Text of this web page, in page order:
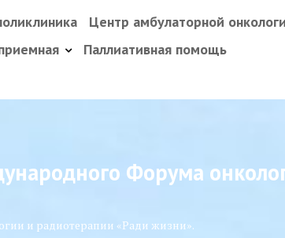
Центр амбулаторной
Паллиативная помощь
Форума
и радиотерапии «Ради жизни».